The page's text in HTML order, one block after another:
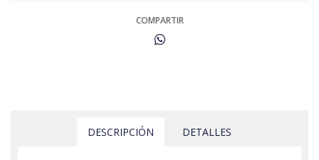
COMPARTIR
DESCRIPCIÓN DETALLES